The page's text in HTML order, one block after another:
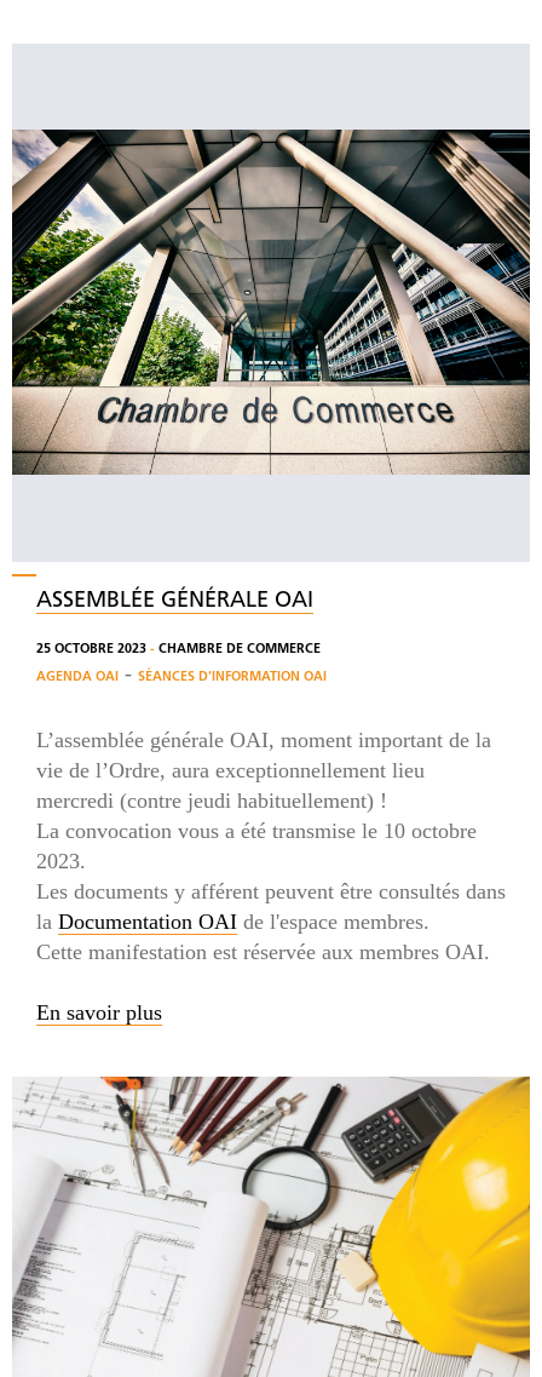
ASSEMBLÉE GÉNÉRALE OAI
25 OCTOBRE 2023 - CHAMBRE DE COMMERCE
AGENDA OAI - SÉANCES D'INFORMATION OAI
L’assemblée générale OAI, moment important de la
vie de l’Ordre, aura exceptionnellement lieu
mercredi (contre jeudi habituellement) !
La convocation vous a été transmise le 10 octobre
2023.
Les documents y afférent peuvent être consultés dans
la Documentation OAI de l'espace membres.
Cette manifestation est réservée aux membres OAI.
En savoir plus